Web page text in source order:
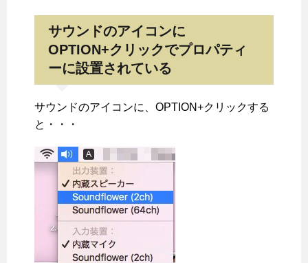
サウンドのアイコンに
OPTION+クリックでプロパティ
ーに設置されている
サウンドのアイコンに、OPTION+クリックする
と・・・